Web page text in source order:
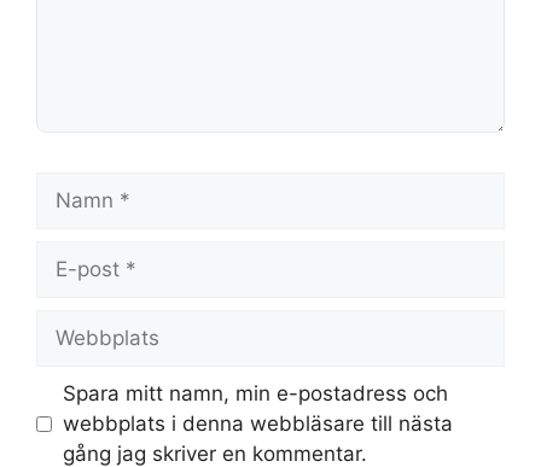
post
Spara mitt namn, min e-postadress och
webbplats i denna webbläsare till nästa
gång jag skriver en kommentar.